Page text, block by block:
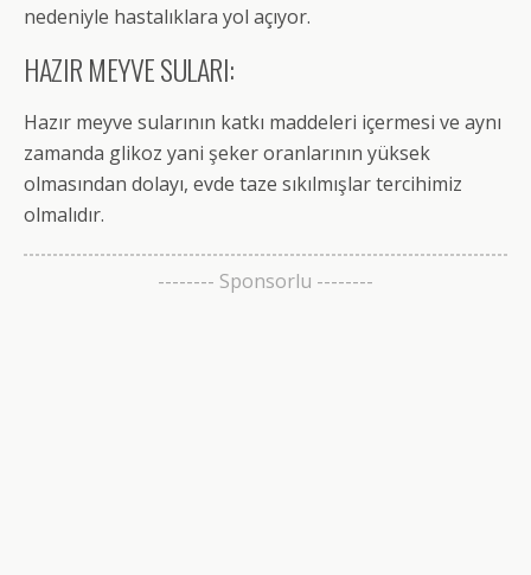
nedeniyle hastalıklara yol açıyor.
HAZIR MEYVE SULARI:
Hazır meyve sularının katkı maddeleri içermesi ve aynı
zamanda glikoz yani şeker oranlarının yüksek
olmasından dolayı, evde taze sıkılmışlar tercihimiz
olmalıdır.
-------- Sponsorlu --------